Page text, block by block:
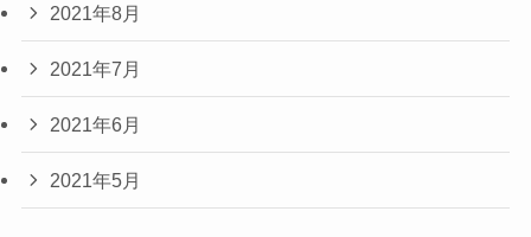
2021年8月
2021年7月
2021年6月
2021年5月